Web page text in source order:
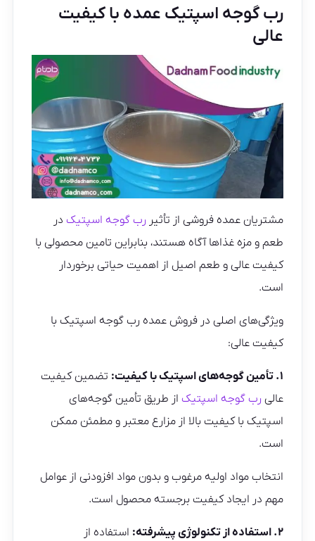
رب گوجه اسپتیک عمده با کیفیت
عالی
مشتریان عمده‌ فروشی از تأثیر رب گوجه اسپتیک در
طعم و مزه غذاها آگاه هستند، بنابراین تامین محصولی با
کیفیت عالی و طعم اصیل از اهمیت حیاتی برخوردار
است.
ویژگی‌های اصلی در فروش عمده رب گوجه اسپتیک با
کیفیت عالی:
۱. تأمین گوجه‌های اسپتیک با کیفیت:
تضمین کیفیت
عالی رب گوجه اسپتیک از طریق تأمین گوجه‌های
اسپتیک با کیفیت بالا از مزارع معتبر و مطمئن ممکن
است.
انتخاب مواد اولیه مرغوب و بدون مواد افزودنی از عوامل
مهم در ایجاد کیفیت برجسته محصول است.
۲. استفاده از تکنولوژی پیشرفته:
استفاده از